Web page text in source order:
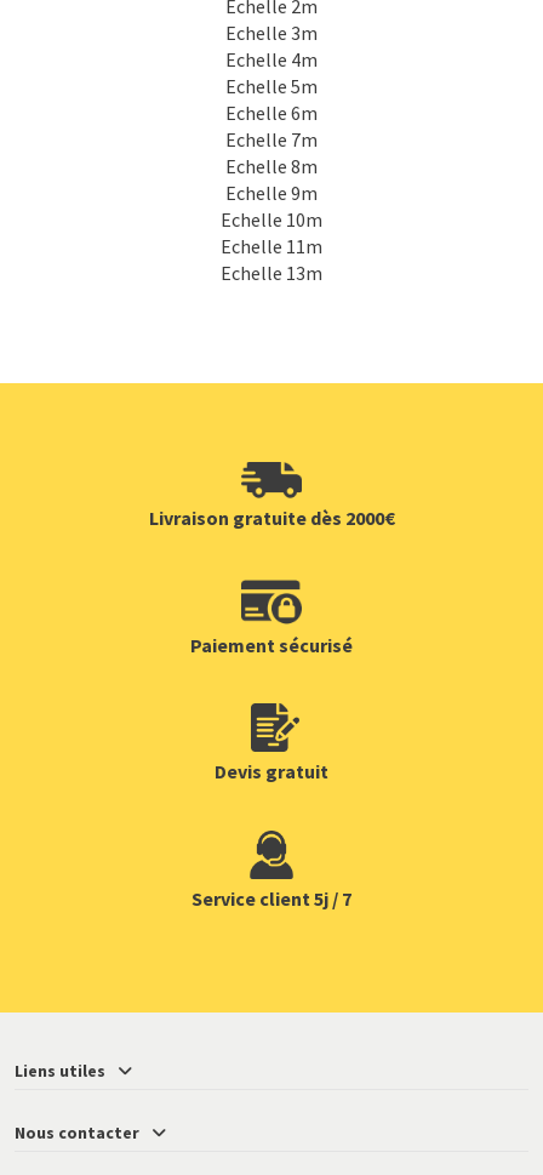
Echelle 2m
Echelle 3m
Echelle 4m
Echelle 5m
Echelle 6m
Echelle 7m
Echelle 8m
Echelle 9m
Echelle 10m
Echelle 11m
Echelle 13m
Livraison gratuite dès 2000€
Paiement sécurisé
Devis gratuit
Service client 5j / 7
Liens utiles
Nous contacter